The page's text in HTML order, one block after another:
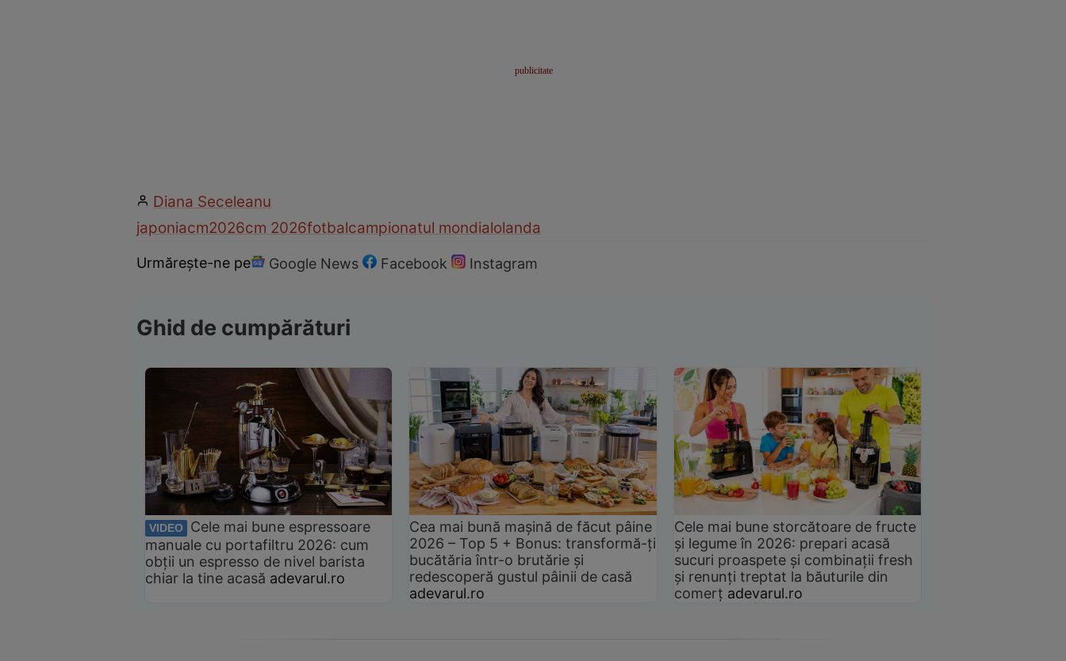
Diana Seceleanu
japoniacm2026cm 2026fotbalcampionatul mondialolanda
Urmărește-ne pe Google News Facebook Instagram
Ghid de cumpărături
VIDEO
Cele mai bune espressoare
manuale cu portafiltru 2026: cum
obții un espresso de nivel barista
chiar la tine acasă adevarul.ro
Cea mai bună mașină de făcut pâine
2026 – Top 5 + Bonus: transformă-ți
bucătăria într-o brutărie și
redescoperă gustul pâinii de casă
adevarul.ro
Cele mai bune storcătoare de fructe
și legume în 2026: prepari acasă
sucuri proaspete și combinații fresh
și renunți treptat la băuturile din
comerț adevarul.ro